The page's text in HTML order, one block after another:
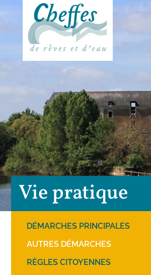
Vie pratique
DÉMARCHES PRINCIPALES
AUTRES DÉMARCHES
RÈGLES CITOYENNES